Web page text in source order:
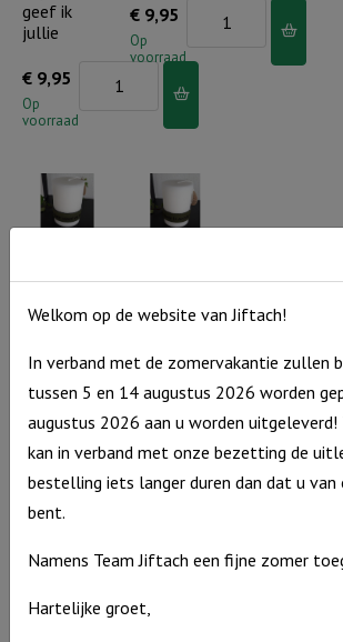
aantal
liefde
aantal
geef ik
jullie
€ 9,95
Op
voorraad
band
Oker
De
Heere
Mijn
vrede
geef
ik
jullie
€ 9,95
Op
voorraad
met
Leren
band
-
Zijn
aantal
H&L met
Leren band
groen – De
zegent jou
en
jou
€9,95
voorraad
Stompkaars
Leren
groen
H&L met
Leren band
groen – I
worship you
€
voorraad
groen
Welkom op de website van Jiftach!
In verband met de zomervakantie zullen
tussen 5 en 14 augustus 2026 worden
augustus 2026 aan u worden
kan in verband met onze bezetting de
bestelling iets langer duren dan dat u van
bent.
Namens Team Jiftach een fijne zomer
Hartelijke groet,